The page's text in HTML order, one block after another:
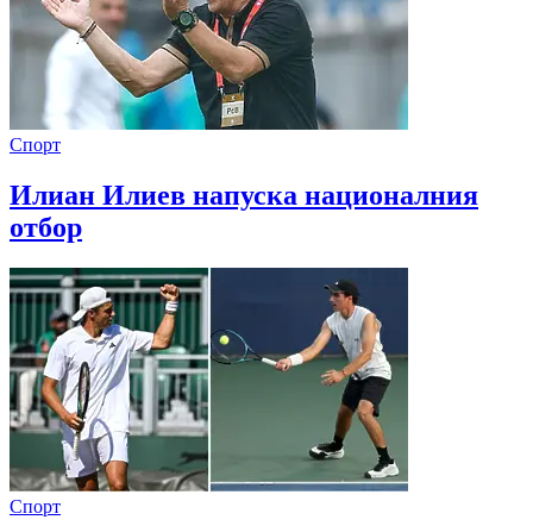
Спорт
Илиан Илиев напуска националния
отбор
Спорт